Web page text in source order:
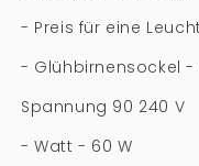
- Preis für eine
- Glühbirnensockel -
Spannung 90 240 V
- Watt - 60 W